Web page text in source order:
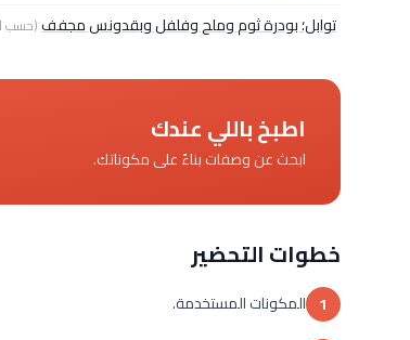
توابل؛ بودرة ثوم وملح وفلفل وبقدونس مجفف(حسب
اطبخ باللي عندك
ابحث عن وصفات بناءً على مكوناتك.
خطوات التحضير
1 المكونات المستخدمة.